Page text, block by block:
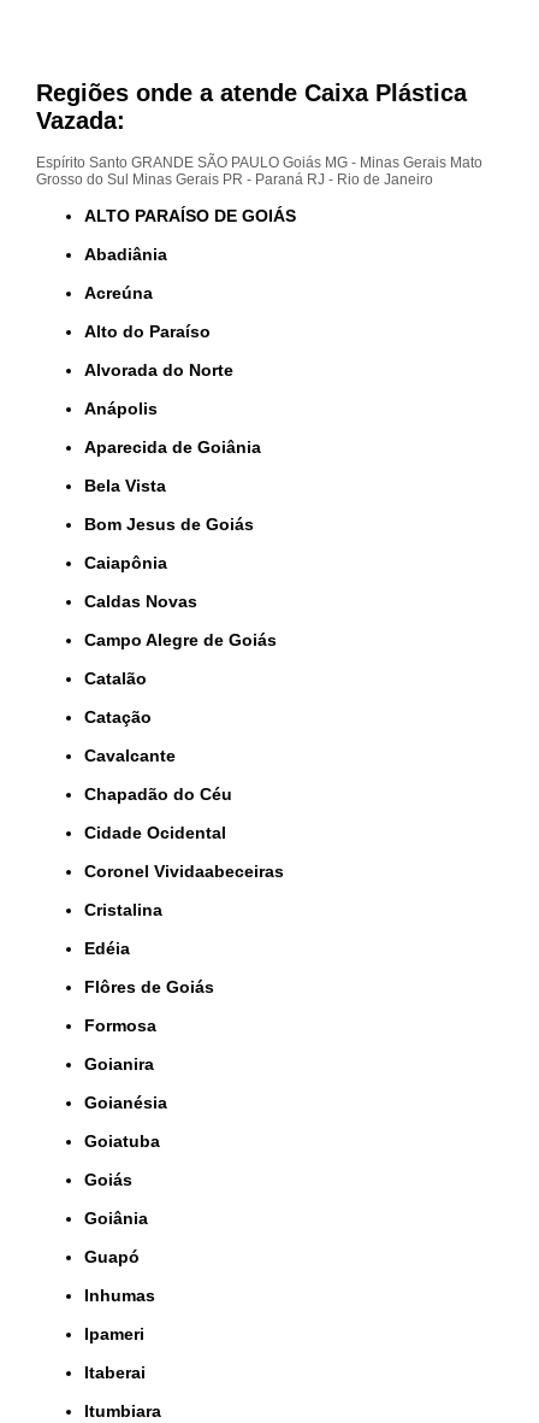
Regiões onde a atende Caixa Plástica
Vazada:
Espírito Santo GRANDE SÃO PAULO Goiás MG - Minas Gerais Mato
Grosso do Sul
Minas Gerais PR - Paraná RJ - Rio de Janeiro
ALTO PARAÍSO DE GOIÁS
Abadiânia
Acreúna
Alto do Paraíso
Alvorada do Norte
Anápolis
Aparecida de Goiânia
Bela Vista
Bom Jesus de Goiás
Caiapônia
Caldas Novas
Campo Alegre de Goiás
Catalão
Catação
Cavalcante
Chapadão do Céu
Cidade Ocidental
Coronel Vividaabeceiras
Cristalina
Edéia
Flôres de Goiás
Formosa
Goianira
Goianésia
Goiatuba
Goiás
Goiânia
Guapó
Inhumas
Ipameri
Itaberai
Itumbiara